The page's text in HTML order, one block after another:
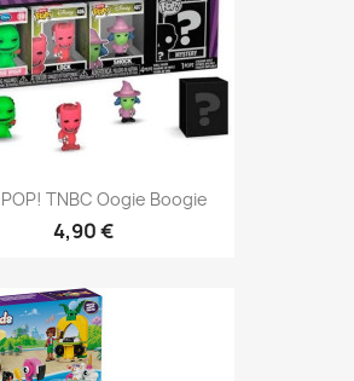
TNBC Oogie Boogie
4,90 €